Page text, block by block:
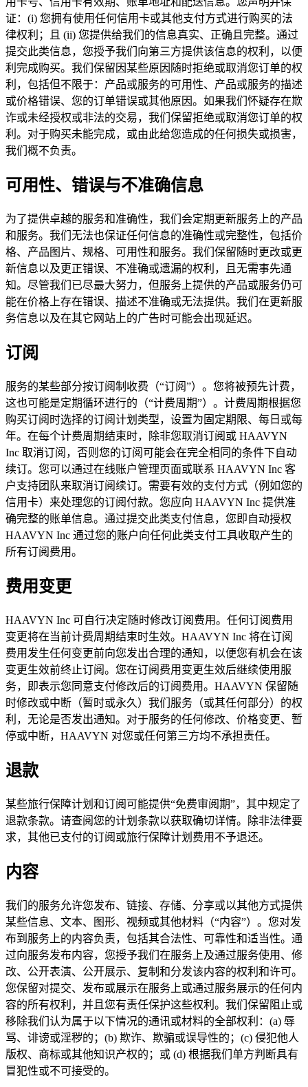
证：(i) 您拥有使用任何信用卡或其他支付方式进行购买的法
律权利；且 (ii) 您提供给我们的信息真实、正确且完整。通过
提交此类信息，您授予我们向第三方提供该信息的权利，以便
利完成购买。我们保留因某些原因随时拒绝或取消您订单的权
利，包括但不限于：产品或服务的可用性、产品或服务的描述
或价格错误、您的订单错误或其他原因。如果我们怀疑存在欺
诈或未经授权或非法的交易，我们保留拒绝或取消您订单的权
利。对于购买未能完成，或由此给您造成的任何损失或损害，
我们概不负责。
可用性、错误与不准确信息
为了提供卓越的服务和准确性，我们会定期更新服务上的产品
和服务。我们无法也保证任何信息的准确性或完整性，包括价
格、产品图片、规格、可用性和服务。我们保留随时更改或更
新信息以及更正错误、不准确或遗漏的权利，且无需事先通
知。尽管我们已尽最大努力，但服务上提供的产品或服务仍可
能在价格上存在错误、描述不准确或无法提供。我们在更新服
务信息以及在其它网站上的广告时可能会出现延迟。
订阅
服务的某些部分按订阅制收费（“订阅”）。您将被预先计费，
这也可能是定期循环进行的（“计费周期”）。计费周期根据您
购买订阅时选择的订阅计划类型，设置为固定期限、每日或每
年。在每个计费周期结束时，除非您取消订阅或 HAAVYN
Inc 取消订阅，否则您的订阅可能会在完全相同的条件下自动
续订。您可以通过在线账户管理页面或联系 HAAVYN Inc 客
户支持团队来取消订阅续订。需要有效的支付方式（例如您的
信用卡）来处理您的订阅付款。您应向 HAAVYN Inc 提供准
确完整的账单信息。通过提交此类支付信息，您即自动授权
HAAVYN Inc 通过您的账户向任何此类支付工具收取产生的
所有订阅费用。
费用变更
HAAVYN Inc 可自行决定随时修改订阅费用。任何订阅费用
变更将在当前计费周期结束时生效。HAAVYN Inc 将在订阅
费用发生任何变更前向您发出合理的通知，以便您有机会在该
变更生效前终止订阅。您在订阅费用变更生效后继续使用服
务，即表示您同意支付修改后的订阅费用。HAAVYN 保留随
时修改或中断（暂时或永久）我们服务（或其任何部分）的权
利，无论是否发出通知。对于服务的任何修改、价格变更、暂
停或中断，HAAVYN 对您或任何第三方均不承担责任。
退款
某些旅行保障计划和订阅可能提供“免费审阅期”，其中规定了
退款条款。请查阅您的计划条款以获取确切详情。除非法律要
求，其他已支付的订阅或旅行保障计划费用不予退还。
内容
我们的服务允许您发布、链接、存储、分享或以其他方式提供
某些信息、文本、图形、视频或其他材料（“内容”）。您对发
布到服务上的内容负责，包括其合法性、可靠性和适当性。通
过向服务发布内容，您授予我们在服务上及通过服务使用、修
改、公开表演、公开展示、复制和分发该内容的权利和许可。
您保留对提交、发布或展示在服务上或通过服务展示的任何内
容的所有权利，并且您有责任保护这些权利。我们保留阻止或
移除我们认为属于以下情况的通讯或材料的全部权利：(a) 辱
骂、诽谤或淫秽的；(b) 欺诈、欺骗或误导性的；(c) 侵犯他人
版权、商标或其他知识产权的；或 (d) 根据我们单方判断具有
冒犯性或不可接受的。